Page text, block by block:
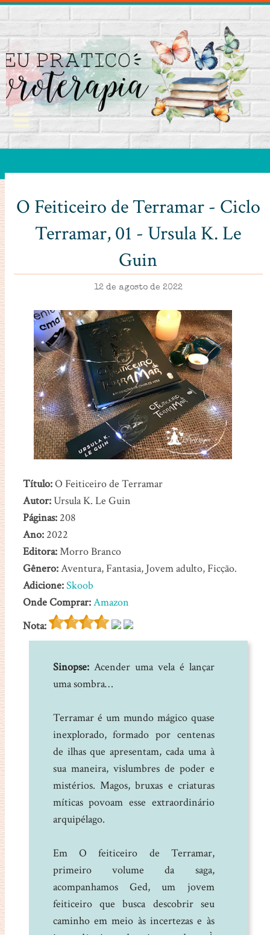
O Feiticeiro de Terramar - Ciclo
Terramar, 01 - Ursula K. Le
Guin
12 de agosto de 2022
Título:O Feiticeiro de Terramar
Autor:Ursula K. Le Guin
Páginas:208
Ano:2022
Editora:Morro Branco
Gênero:Aventura, Fantasia, Jovem adulto, Ficção.
Adicione:Skoob
Onde Comprar:Amazon
Nota:
Sinopse:Acender uma vela é lançar
uma sombra…
Terramar é um mundo mágico quase
inexplorado, formado por centenas
de ilhas que apresentam, cada uma à
sua maneira, vislumbres de poder e
mistérios. Magos, bruxas e criaturas
míticas povoam esse extraordinário
arquipélago.
Em O feiticeiro de Terramar,
primeiro volume da saga,
acompanhamos Ged, um jovem
feiticeiro que busca descobrir seu
caminho em meio às incertezas e às